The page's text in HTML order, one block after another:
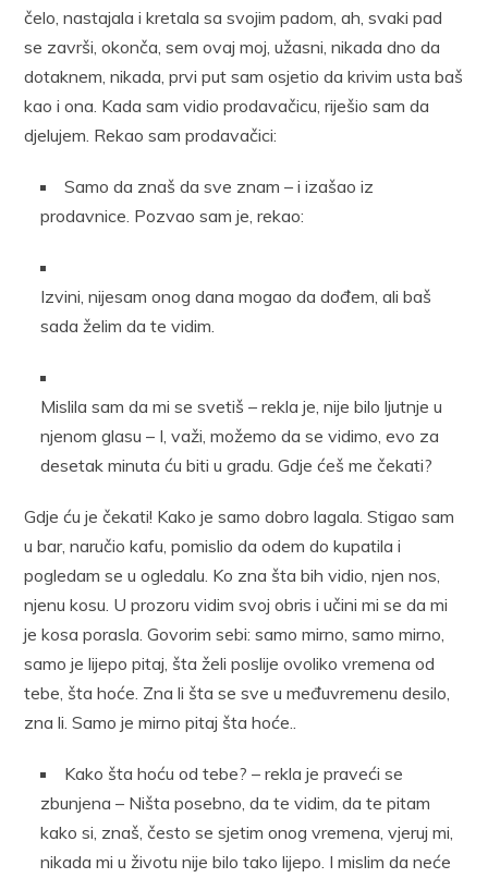
čelo, nastajala i kretala sa svojim padom, ah, svaki pad
se završi, okonča, sem ovaj moj, užasni, nikada dno da
dotaknem, nikada, prvi put sam osjetio da krivim usta baš
kao i ona. Kada sam vidio prodavačicu, riješio sam da
djelujem. Rekao sam prodavačici:
Samo da znaš da sve znam – i izašao iz
prodavnice. Pozvao sam je, rekao:
Izvini, nijesam onog dana mogao da dođem, ali baš
sada želim da te vidim.
Mislila sam da mi se svetiš – rekla je, nije bilo ljutnje u
njenom glasu – I, važi, možemo da se vidimo, evo za
desetak minuta ću biti u gradu. Gdje ćeš me čekati?
Gdje ću je čekati! Kako je samo dobro lagala. Stigao sam
u bar, naručio kafu, pomislio da odem do kupatila i
pogledam se u ogledalu. Ko zna šta bih vidio, njen nos,
njenu kosu. U prozoru vidim svoj obris i učini mi se da mi
je kosa porasla. Govorim sebi: samo mirno, samo mirno,
samo je lijepo pitaj, šta želi poslije ovoliko vremena od
tebe, šta hoće. Zna li šta se sve u međuvremenu desilo,
zna li. Samo je mirno pitaj šta hoće..
Kako šta hoću od tebe? – rekla je praveći se
zbunjena – Ništa posebno, da te vidim, da te pitam
kako si, znaš, često se sjetim onog vremena, vjeruj mi,
nikada mi u životu nije bilo tako lijepo. I mislim da neće